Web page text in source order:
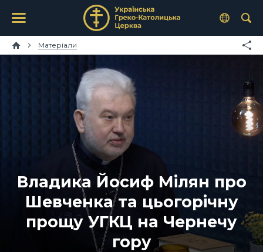
Матеріали
Владика Йосиф Мілян про
Шевченка та цьогорічну
прощу УГКЦ на Чернечу
гору